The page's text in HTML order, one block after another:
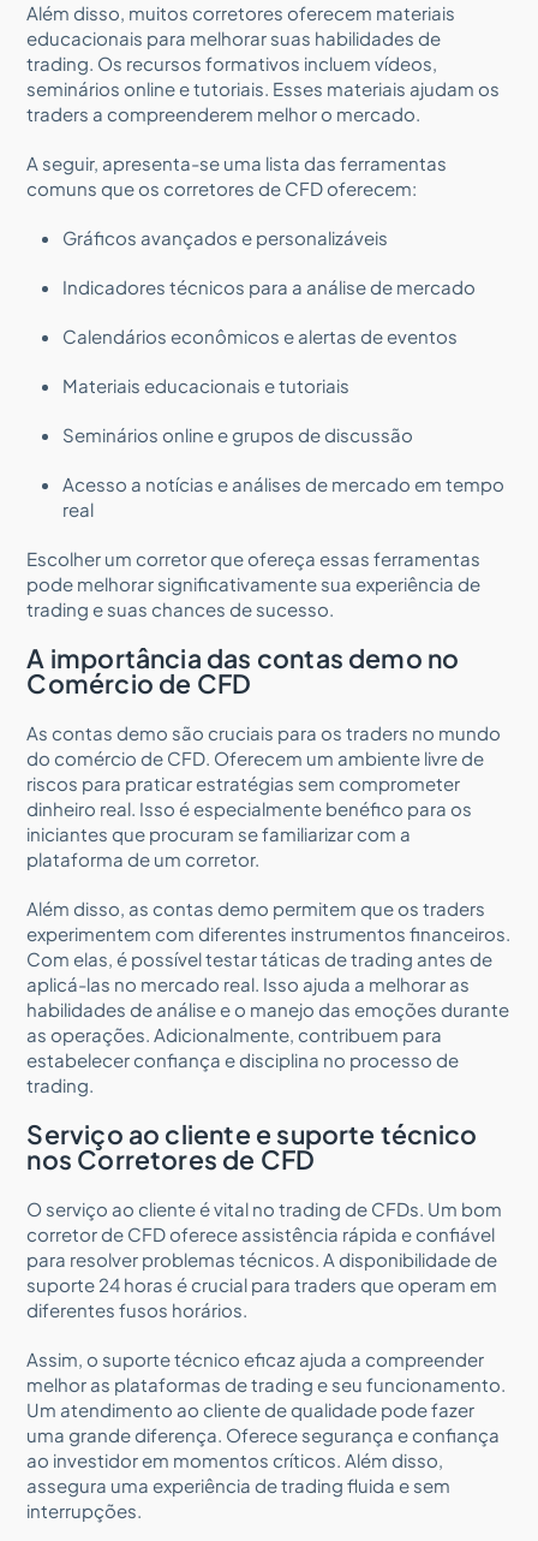
Além disso, muitos corretores oferecem materiais
educacionais para melhorar suas habilidades de
trading. Os recursos formativos incluem vídeos,
seminários online e tutoriais. Esses materiais ajudam os
traders a compreenderem melhor o mercado.
A seguir, apresenta-se uma lista das ferramentas
comuns que os corretores de CFD oferecem:
Gráficos avançados e personalizáveis
Indicadores técnicos para a análise de mercado
Calendários econômicos e alertas de eventos
Materiais educacionais e tutoriais
Seminários online e grupos de discussão
Acesso a notícias e análises de mercado em tempo
real
Escolher um corretor que ofereça essas ferramentas
pode melhorar significativamente sua experiência de
trading e suas chances de sucesso.
A importância das contas demo no
Comércio de CFD
As contas demo são cruciais para os traders no mundo
do comércio de CFD. Oferecem um ambiente livre de
riscos para praticar estratégias sem comprometer
dinheiro real. Isso é especialmente benéfico para os
iniciantes que procuram se familiarizar com a
plataforma de um corretor.
Além disso, as contas demo permitem que os traders
experimentem com diferentes instrumentos financeiros.
Com elas, é possível testar táticas de trading antes de
aplicá-las no mercado real. Isso ajuda a melhorar as
habilidades de análise e o manejo das emoções durante
as operações. Adicionalmente, contribuem para
estabelecer confiança e disciplina no processo de
trading.
Serviço ao cliente e suporte técnico
nos Corretores de CFD
O serviço ao cliente é vital no trading de CFDs. Um bom
corretor de CFD oferece assistência rápida e confiável
para resolver problemas técnicos. A disponibilidade de
suporte 24 horas é crucial para traders que operam em
diferentes fusos horários.
Assim, o suporte técnico eficaz ajuda a compreender
melhor as plataformas de trading e seu funcionamento.
Um atendimento ao cliente de qualidade pode fazer
uma grande diferença. Oferece segurança e confiança
ao investidor em momentos críticos. Além disso,
assegura uma experiência de trading fluida e sem
interrupções.